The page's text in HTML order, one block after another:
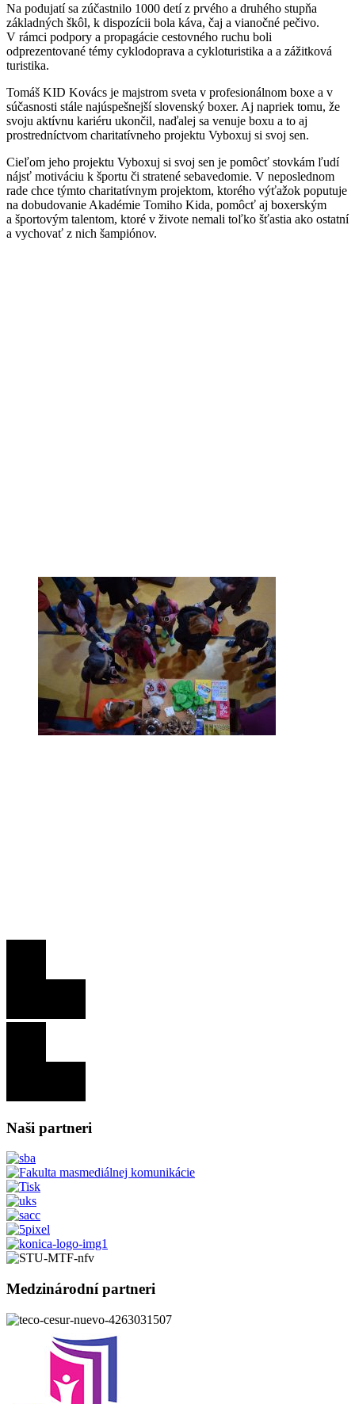
Na podujatí sa zúčastnilo 1000 detí z prvého a druhého stupňa
základných škôl, k dispozícii bola káva, čaj a vianočné pečivo.
V rámci podpory a propagácie cestovného ruchu boli
odprezentované témy cyklodoprava a cykloturistika a a zážitková
turistika.
Tomáš KID Kovács je majstrom sveta v profesionálnom boxe a v
súčasnosti stále najúspešnejší slovenský boxer. Aj napriek tomu, že
svoju aktívnu kariéru ukončil, naďalej sa venuje boxu a to aj
prostredníctvom charitatívneho projektu Vyboxuj si svoj sen.
Cieľom jeho projektu Vyboxuj si svoj sen je pomôcť stovkám ľudí
nájsť motiváciu k športu či stratené sebavedomie. V neposlednom
rade chce týmto charitatívnym projektom, ktorého výťažok poputuje
na dobudovanie Akadémie Tomiho Kida, pomôcť aj boxerským
a športovým talentom, ktoré v živote nemali toľko šťastia ako ostatní
a vychovať z nich šampiónov.
Naši partneri
Medzinárodní partneri